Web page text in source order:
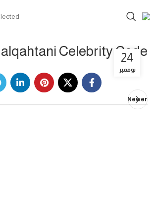
Celebrity Code
24
نوفمبر
Newer